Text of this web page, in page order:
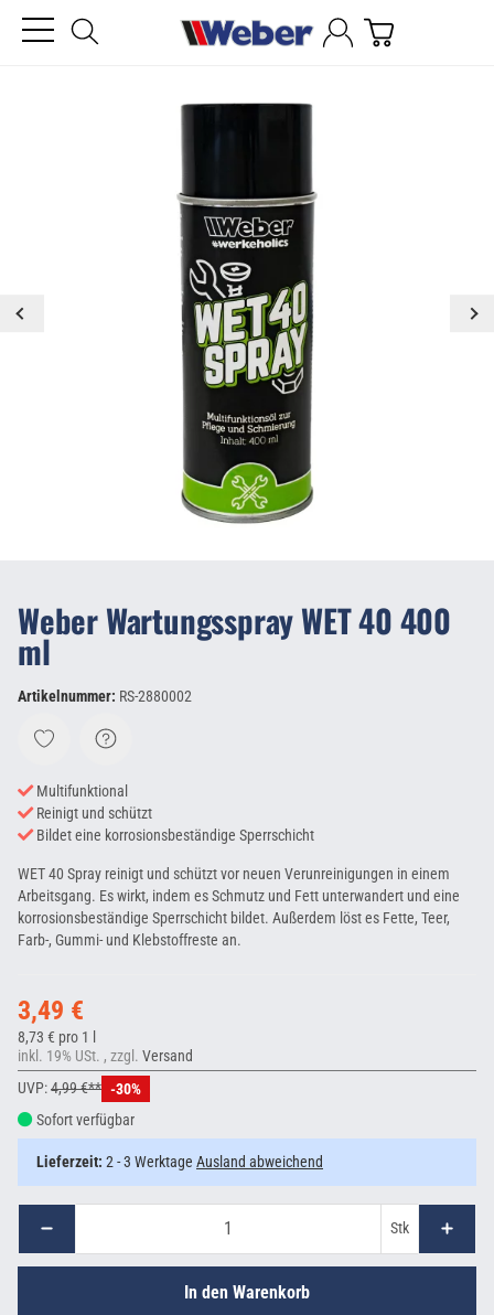
Weber Wartungsspray WET 40 400
ml
Artikelnummer: RS-2880002
Multifunktional
Reinigt und schützt
Bildet eine korrosionsbeständige Sperrschicht
WET 40 Spray reinigt und schützt vor neuen Verunreinigungen in einem
Arbeitsgang. Es wirkt, indem es Schmutz und Fett unterwandert und eine
korrosionsbeständige Sperrschicht bildet. Außerdem löst es Fette, Teer,
Farb-, Gummi- und Klebstoffreste an.
3,49 €
8,73 € pro 1 l
inkl. 19% USt. , zzgl. Versand
UVP:4,99 €** -30%
Sofort verfügbar
Lieferzeit: 2 - 3 Werktage Ausland abweichend
Stk
In den Warenkorb